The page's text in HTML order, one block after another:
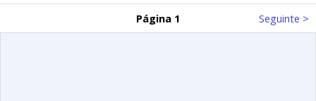
Página 1 Seguinte >